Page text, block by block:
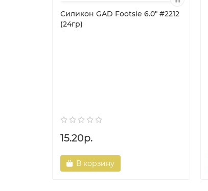
Силикон GAD Footsie 6.0" #2212
(24гр)
15.20р.
В корзину